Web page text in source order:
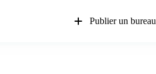
Publier un bureau